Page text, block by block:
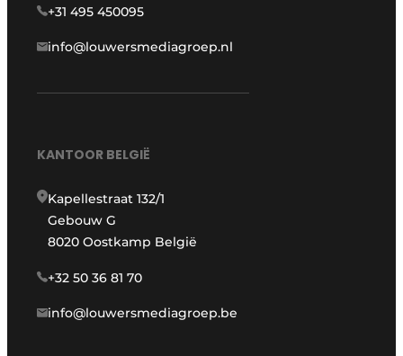
+31 495 450095
info@louwersmediagroep.nl
KANTOOR BELGIË
Kapellestraat 132/1
Gebouw G
8020 Oostkamp België
+32 50 36 81 70
info@louwersmediagroep.be